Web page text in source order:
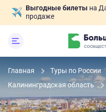
Выгодные билеты на
продаже
Главная
Туры по России
Калининградская область